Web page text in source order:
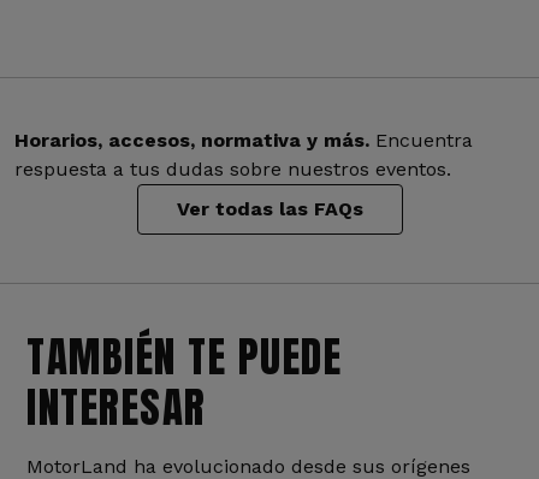
Horarios, accesos, normativa y más. Encuentra
respuesta a tus dudas sobre nuestros eventos.
Ver todas las FAQs
TAMBIÉN TE PUEDE
INTERESAR
MotorLand ha evolucionado desde sus orígenes